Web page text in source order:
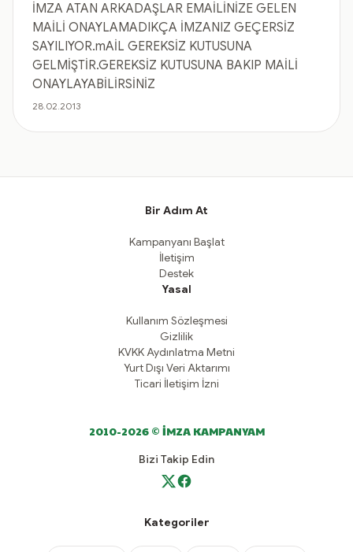
İMZA ATAN ARKADAŞLAR EMAİLİNİZE GELEN
MAİLİ ONAYLAMADIKÇA İMZANIZ GEÇERSİZ
SAYILIYOR.mAİL GEREKSİZ KUTUSUNA
GELMİŞTİR.GEREKSİZ KUTUSUNA BAKIP MAİLİ
ONAYLAYABİLİRSİNİZ
28.02.2013
Bir Adım At
Kampanyanı Başlat
İletişim
Destek
Yasal
Kullanım Sözleşmesi
Gizlilik
KVKK Aydınlatma Metni
Yurt Dışı Veri Aktarımı
Ticari İletişim İzni
2010-2026 © İMZA KAMPANYAM
Bizi Takip Edin
Kategoriler